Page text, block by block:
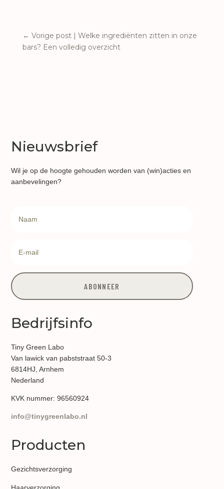
← Vorige post | Welke ingrediënten zitten in onze
bars? Een volledig overzicht
Nieuwsbrief
Wil je op de hoogte gehouden worden van (win)acties en
aanbevelingen?
ABONNEER
Bedrijfsinfo
Tiny Green Labo
Van lawick van pabststraat 50-3
6814HJ, Arnhem
Nederland
KVK nummer:96560924
info@tinygreenlabo.nl
Producten
Gezichtsverzorging